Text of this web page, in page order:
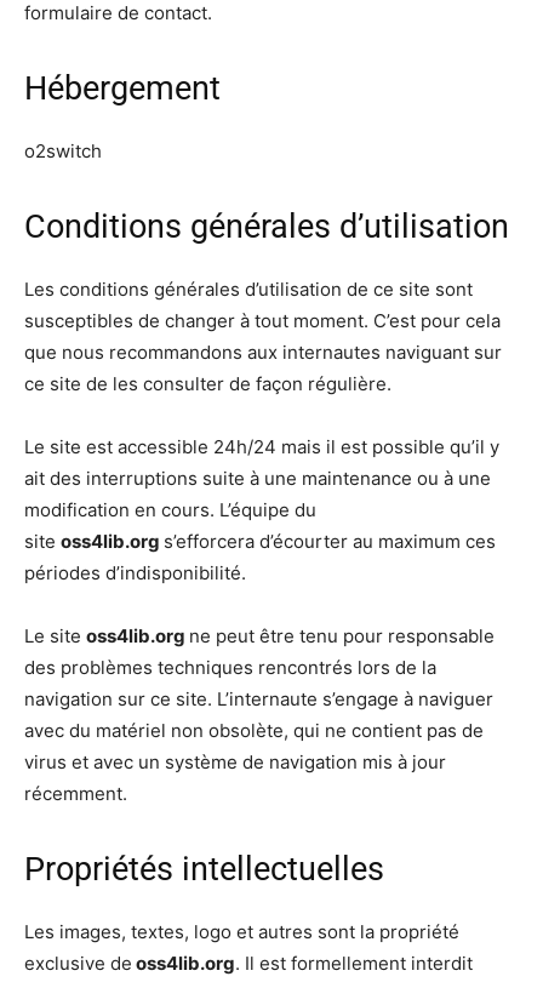
formulaire de contact.
Hébergement
o2switch
Conditions générales d’utilisation
Les conditions générales d’utilisation de ce site sont
susceptibles de changer à tout moment. C’est pour cela
que nous recommandons aux internautes naviguant sur
ce site de les consulter de façon régulière.
Le site est accessible 24h/24 mais il est possible qu’il y
ait des interruptions suite à une maintenance ou à une
modification en cours. L’équipe du
site oss4lib.org s’efforcera d’écourter au maximum ces
périodes d’indisponibilité.
Le site oss4lib.org ne peut être tenu pour responsable
des problèmes techniques rencontrés lors de la
navigation sur ce site. L’internaute s’engage à naviguer
avec du matériel non obsolète, qui ne contient pas de
virus et avec un système de navigation mis à jour
récemment.
Propriétés intellectuelles
Les images, textes, logo et autres sont la propriété
exclusive de oss4lib.org. Il est formellement interdit